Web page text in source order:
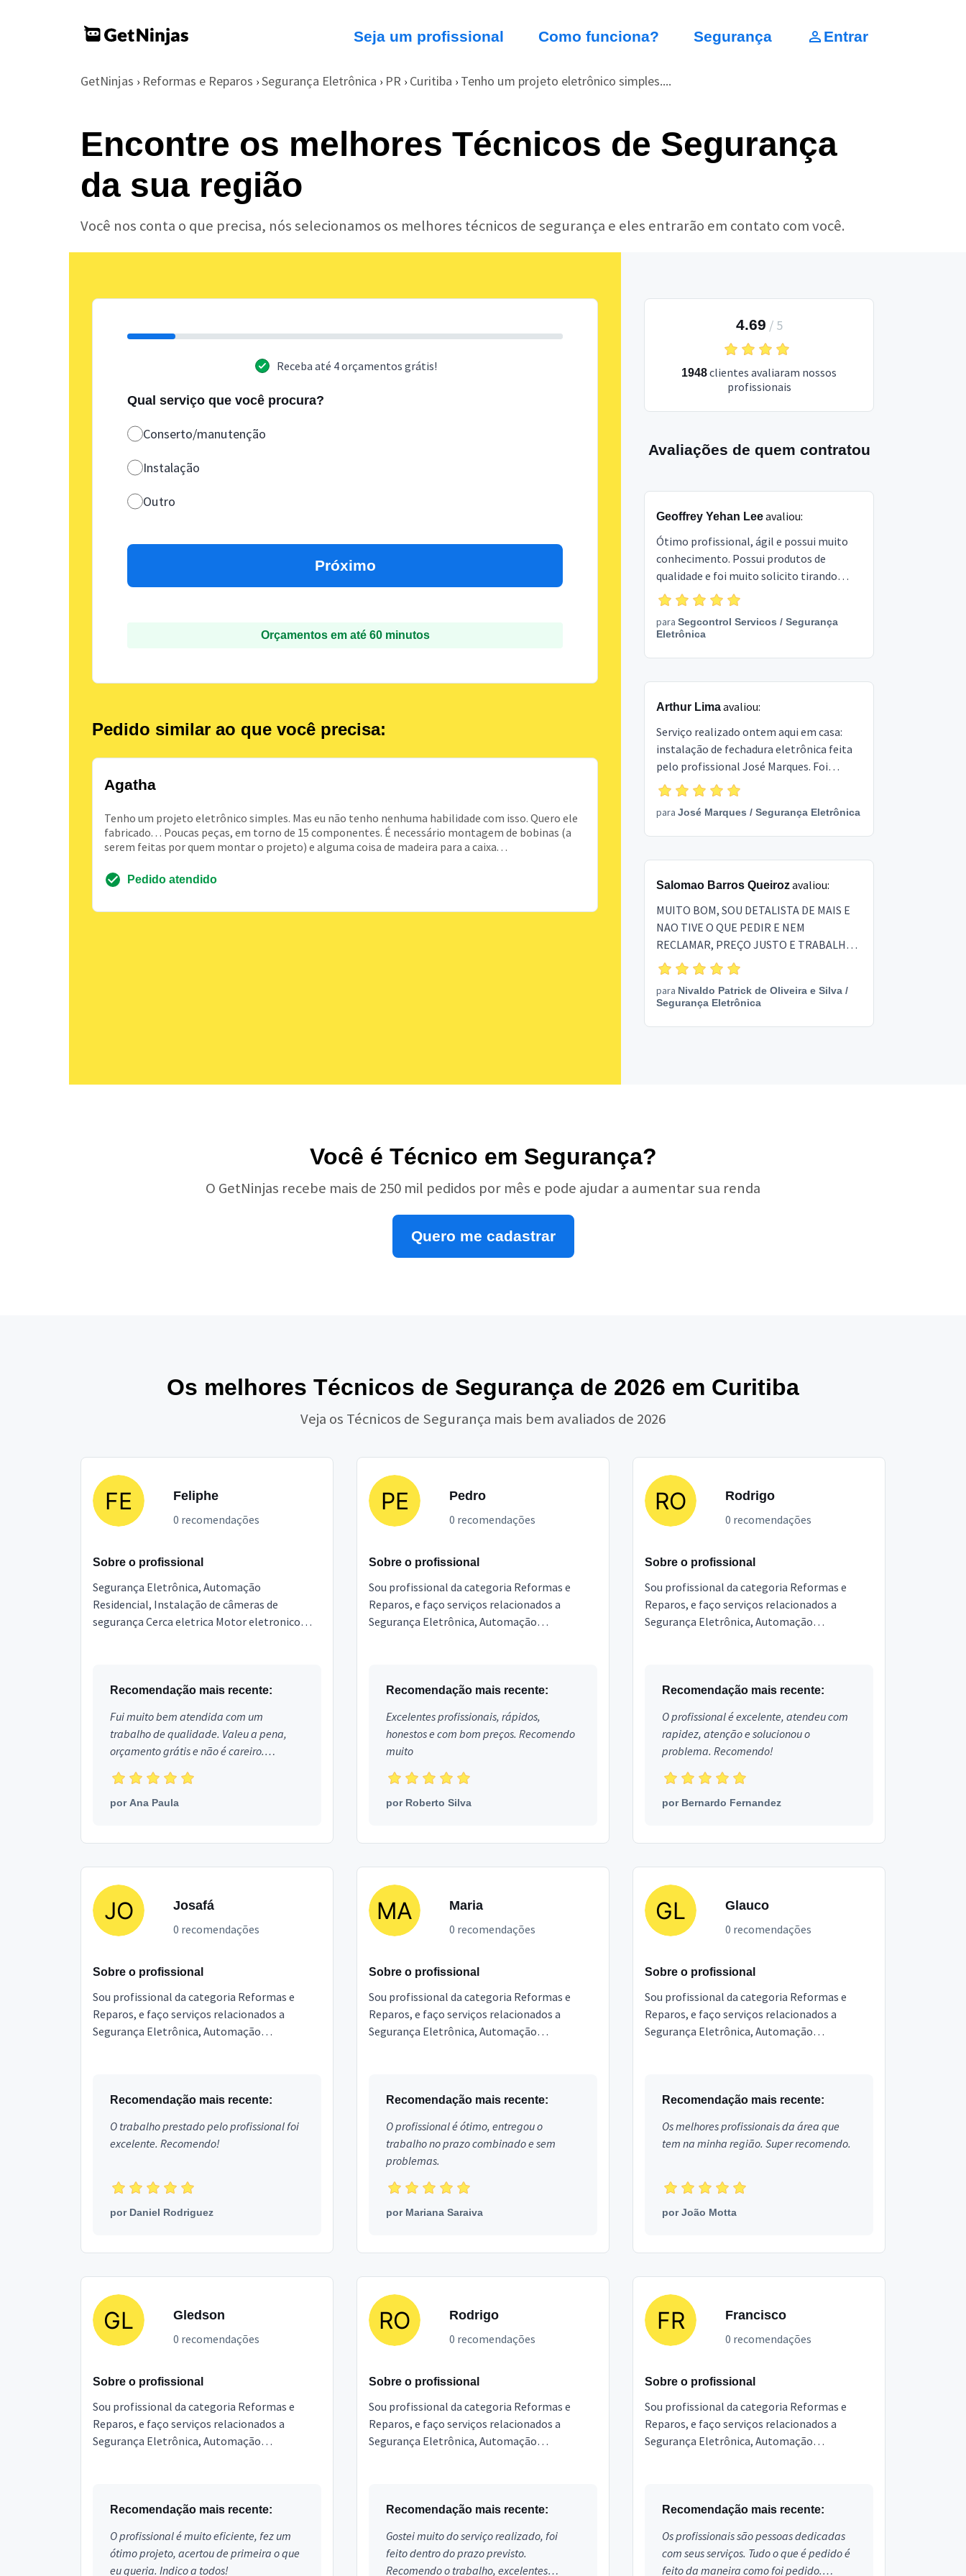
Seja um profissional Como funciona? Segurança Entrar
GetNinjas › Reformas e Reparos › Segurança Eletrônica › PR › Curitiba › Tenho um projeto eletrônico simples....
Encontre os melhores Técnicos de Segurança
da sua região
Você nos conta o que precisa, nós selecionamos os melhores técnicos de segurança e eles entrarão em contato com você.
Receba até 4 orçamentos grátis!
Qual serviço que você procura?
Conserto/manutenção
Instalação
Outro
Próximo
Orçamentos em até 60 minutos
Pedido similar ao que você precisa:
Agatha
Tenho um projeto eletrônico simples. Mas eu não tenho nenhuma habilidade com isso. Quero ele
fabricado. . . Poucas peças, em torno de 15 componentes. É necessário montagem de bobinas (a
serem feitas por quem montar o projeto) e alguma coisa de madeira para a caixa. . .
Pedido atendido
4.69 / 5
1948clientes avaliaram nossos
profissionais
Avaliações de quem contratou
Geoffrey Yehan Leeavaliou:
Ótimo profissional, ágil e possui muito
conhecimento. Possui produtos de
qualidade e foi muito solicito tirando
minhas dúvidas e adaptando a instalação
de acordo com a necessidade
para Segcontrol Servicos / Segurança
Eletrônica
Arthur Limaavaliou:
Serviço realizado ontem aqui em casa:
instalação de fechadura eletrônica feita
pelo profissional José Marques. Foi
extremamente educado e prestativo,
trabalhou de forma rápida e eficiente,
além de explicar com muita clareza o
funcionamento do aparelho. Um
para José Marques / Segurança Eletrônica
Salomao Barros Queirozavaliou:
MUITO BOM, SOU DETALISTA DE MAIS E
NAO TIVE O QUE PEDIR E NEM
RECLAMAR, PREÇO JUSTO E TRABALHO
para Nivaldo Patrick de Oliveira e Silva /
Segurança Eletrônica
Você é Técnico em Segurança?
O GetNinjas recebe mais de 250 mil pedidos por mês e pode ajudar a aumentar sua renda
Quero me cadastrar
Os melhores Técnicos de Segurança de 2026 em Curitiba
Veja os Técnicos de Segurança mais bem avaliados de 2026
Feliphe
0 recomendações
Sobre o profissional
Segurança Eletrônica, Automação
Residencial, Instalação de câmeras de
segurança Cerca eletrica Motor eletronico
Recomendação mais recente:
Fui muito bem atendida com um
trabalho de qualidade. Valeu a pena,
orçamento grátis e não é careiro.
Obrigada!
por Ana Paula
Pedro
0 recomendações
Sobre o profissional
Sou profissional da categoria Reformas e
Reparos, e faço serviços relacionados a
Segurança Eletrônica, Automação
Recomendação mais recente:
Excelentes profissionais, rápidos,
honestos e com bom preços. Recomendo
muito
por Roberto Silva
Rodrigo
0 recomendações
Sobre o profissional
Sou profissional da categoria Reformas e
Reparos, e faço serviços relacionados a
Segurança Eletrônica, Automação
Recomendação mais recente:
O profissional é excelente, atendeu com
rapidez, atenção e solucionou o
problema. Recomendo!
por Bernardo Fernandez
Josafá
0 recomendações
Sobre o profissional
Sou profissional da categoria Reformas e
Reparos, e faço serviços relacionados a
Segurança Eletrônica, Automação
Recomendação mais recente:
O trabalho prestado pelo profissional foi
excelente. Recomendo!
por Daniel Rodriguez
Maria
0 recomendações
Sobre o profissional
Sou profissional da categoria Reformas e
Reparos, e faço serviços relacionados a
Segurança Eletrônica, Automação
Recomendação mais recente:
O profissional é ótimo, entregou o
trabalho no prazo combinado e sem
problemas.
por Mariana Saraiva
Glauco
0 recomendações
Sobre o profissional
Sou profissional da categoria Reformas e
Reparos, e faço serviços relacionados a
Segurança Eletrônica, Automação
Recomendação mais recente:
Os melhores profissionais da área que
tem na minha região. Super recomendo.
porJoão Motta
Gledson
0 recomendações
Sobre o profissional
Sou profissional da categoria Reformas e
Reparos, e faço serviços relacionados a
Segurança Eletrônica, Automação
Recomendação mais recente:
O profissional é muito eficiente, fez um
ótimo projeto, acertou de primeira o que
eu queria. Indico a todos!
Rodrigo
0 recomendações
Sobre o profissional
Sou profissional da categoria Reformas e
Reparos, e faço serviços relacionados a
Segurança Eletrônica, Automação
Recomendação mais recente:
Gostei muito do serviço realizado, foi
feito dentro do prazo previsto.
Recomendo o trabalho, excelentes
Francisco
0 recomendações
Sobre o profissional
Sou profissional da categoria Reformas e
Reparos, e faço serviços relacionados a
Segurança Eletrônica, Automação
Recomendação mais recente:
Os profissionais são pessoas dedicadas
com seus serviços. Tudo o que é pedido é
feito da maneira como foi pedido.